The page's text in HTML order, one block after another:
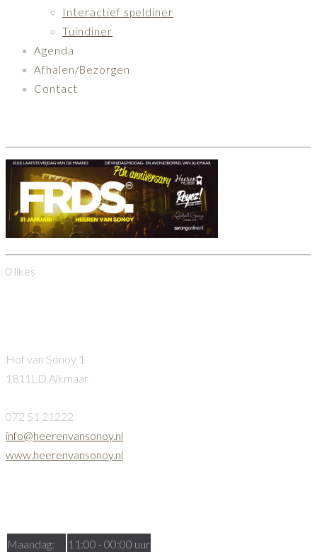
Interactief speldiner
Tuindiner
Agenda
Afhalen/Bezorgen
Contact
0 likes
Hof van Sonoy 1
1811LD Alkmaar
072 51 21222
info@heerenvansonoy.nl
www.heerenvansonoy.nl
Maandag:
11:00 - 00:00 uur